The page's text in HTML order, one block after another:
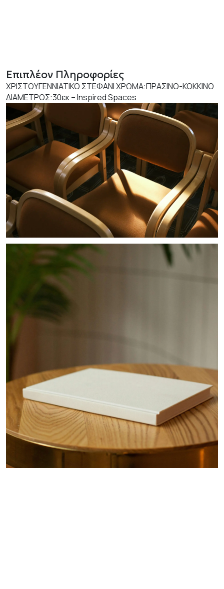
Επιπλέον Πληροφορίες
ΧΡΙΣΤΟΥΓΕΝΝΙΑΤΙΚΟ ΣΤΕΦΑΝΙ ΧΡΩΜΑ:ΠΡΑΣΙΝΟ-ΚΟΚΚΙΝΟ
ΔΙΑΜΕΤΡΟΣ:30εκ – Inspired Spaces